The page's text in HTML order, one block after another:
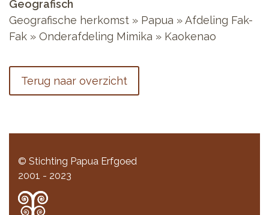
Geografisch
Geografische herkomst » Papua » Afdeling Fak-
Fak » Onderafdeling Mimika » Kaokenao
Terug naar overzicht
© Stichting Papua Erfgoed
2001 - 2023